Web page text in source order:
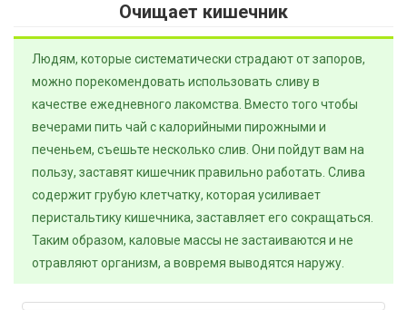
Очищает кишечник
Людям, которые систематически страдают от запоров,
можно порекомендовать использовать сливу в
качестве ежедневного лакомства. Вместо того чтобы
вечерами пить чай с калорийными пирожными и
печеньем, съешьте несколько слив. Они пойдут вам на
пользу, заставят кишечник правильно работать. Слива
содержит грубую клетчатку, которая усиливает
перистальтику кишечника, заставляет его сокращаться.
Таким образом, каловые массы не застаиваются и не
отравляют организм, а вовремя выводятся наружу.